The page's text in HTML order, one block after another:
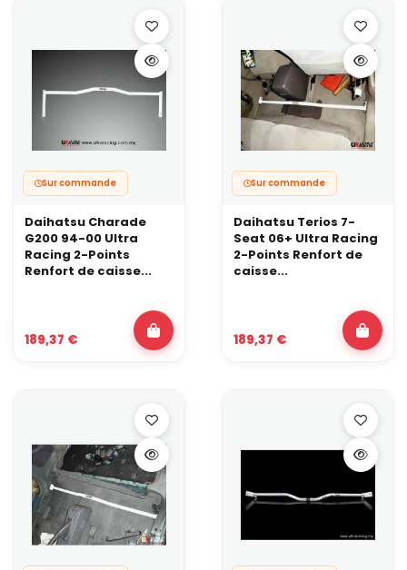
Sur commande
Daihatsu Charade
G200 94-00 Ultra
Racing 2-Points
Renfort de caisse...
189,37 €
Sur commande
Daihatsu Terios 7-
Seat 06+ Ultra Racing
2-Points Renfort de
caisse...
189,37 €